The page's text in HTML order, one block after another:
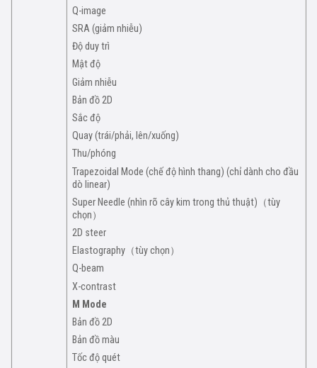
Q-image
SRA (giảm nhiễu)
Độ duy trì
Mật độ
Giảm nhiễu
Bản đồ 2D
Sắc độ
Quay (trái/phải, lên/xuống)
Thu/phóng
Trapezoidal Mode (chế độ hình thang) (chỉ dành cho đầu
dò linear)
Super Needle (nhìn rõ cây kim trong thủ thuật)（tùy
chọn）
2D steer
Elastography（tùy chọn）
Q-beam
X-contrast
M Mode
Bản đồ 2D
Bản đồ màu
Tốc độ quét